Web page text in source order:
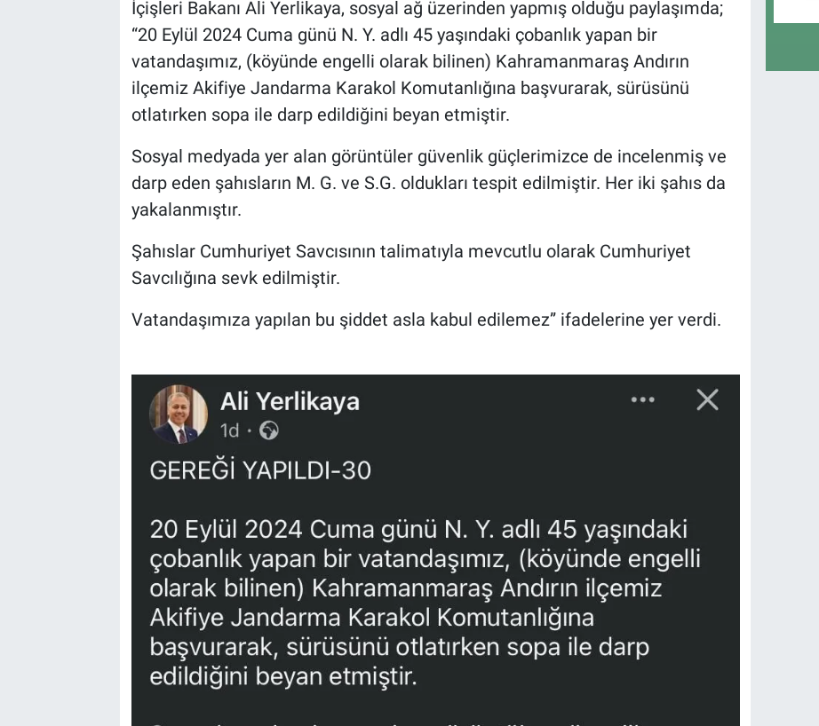
İçişleri Bakanı Ali Yerlikaya, sosyal ağ üzerinden yapmış olduğu paylaşımda;
“20 Eylül 2024 Cuma günü N. Y. adlı 45 yaşındaki çobanlık yapan bir
vatandaşımız, (köyünde engelli olarak bilinen) Kahramanmaraş Andırın
ilçemiz Akifiye Jandarma Karakol Komutanlığına başvurarak, sürüsünü
otlatırken sopa ile darp edildiğini beyan etmiştir.
Sosyal medyada yer alan görüntüler güvenlik güçlerimizce de incelenmiş ve
darp eden şahısların M. G. ve S.G. oldukları tespit edilmiştir. Her iki şahıs da
yakalanmıştır.
Şahıslar Cumhuriyet Savcısının talimatıyla mevcutlu olarak Cumhuriyet
Savcılığına sevk edilmiştir.
Vatandaşımıza yapılan bu şiddet asla kabul edilemez” ifadelerine yer verdi.